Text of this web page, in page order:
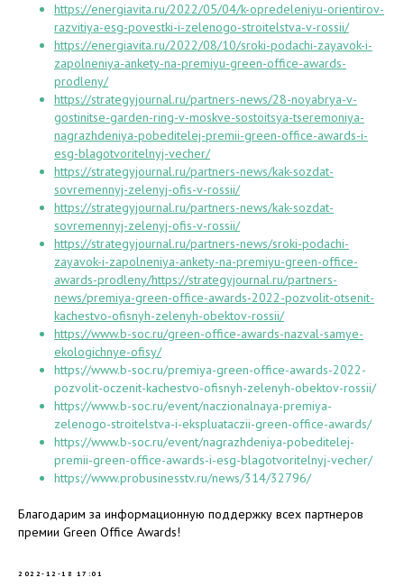
https://energiavita.ru/2022/05/04/k-opredeleniyu-orientirov-
razvitiya-esg-povestki-i-zelenogo-stroitelstva-v-rossii/
https://energiavita.ru/2022/08/10/sroki-podachi-zayavok-i-
zapolneniya-ankety-na-premiyu-green-office-awards-
prodleny/
https://strategyjournal.ru/partners-news/28-noyabrya-v-
gostinitse-garden-ring-v-moskve-sostoitsya-tseremoniya-
nagrazhdeniya-pobeditelej-premii-green-office-awards-i-
esg-blagotvoritelnyj-vecher/
https://strategyjournal.ru/partners-news/kak-sozdat-
sovremennyj-zelenyj-ofis-v-rossii/
https://strategyjournal.ru/partners-news/kak-sozdat-
sovremennyj-zelenyj-ofis-v-rossii/
https://strategyjournal.ru/partners-news/sroki-podachi-
zayavok-i-zapolneniya-ankety-na-premiyu-green-office-
awards-prodleny/https://strategyjournal.ru/partners-
news/premiya-green-office-awards-2022-pozvolit-otsenit-
kachestvo-ofisnyh-zelenyh-obektov-rossii/
https://www.b-soc.ru/green-office-awards-nazval-samye-
ekologichnye-ofisy/
https://www.b-soc.ru/premiya-green-office-awards-2022-
pozvolit-oczenit-kachestvo-ofisnyh-zelenyh-obektov-rossii/
https://www.b-soc.ru/event/naczionalnaya-premiya-
zelenogo-stroitelstva-i-ekspluataczii-green-office-awards/
https://www.b-soc.ru/event/nagrazhdeniya-pobeditelej-
premii-green-office-awards-i-esg-blagotvoritelnyj-vecher/
https://www.probusinesstv.ru/news/314/32796/
Благодарим за информационную поддержку всех партнеров
премии Green Office Awards!
2022-12-18 17:01